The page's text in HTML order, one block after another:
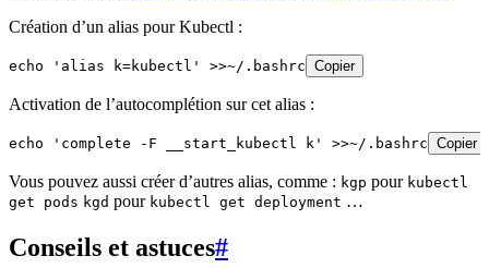
Création d’un alias pour Kubectl :
echo 'alias k=kubectl' >>~/.bashrc Copier
Activation de l’autocomplétion sur cet alias :
echo 'complete -F __start_kubectl k' >>~/.bashrc Copier
Vous pouvez aussi créer d’autres alias, comme : kgp pour kubectl
get pods kgd pour kubectl get deployment …
Conseils et astuces#